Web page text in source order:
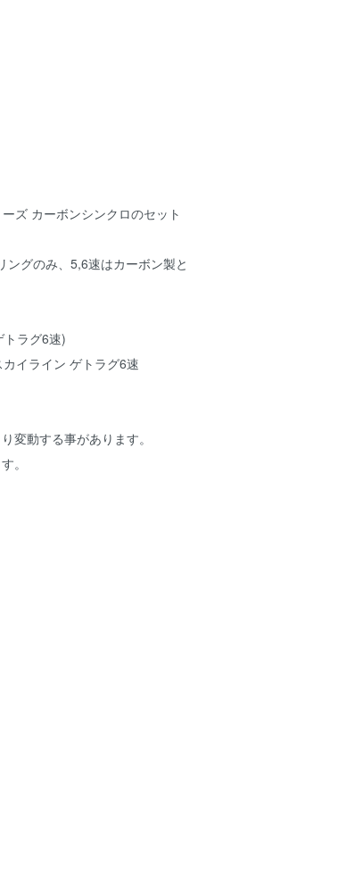
ズ カーボンシンクロのセット
グのみ、5,6速はカーボン製と
ラグ6速)
イライン ゲトラグ6速
変動する事があります。
。